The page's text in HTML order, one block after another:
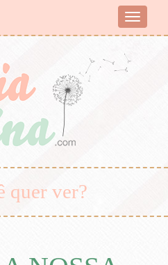
Toggle
quer ver?